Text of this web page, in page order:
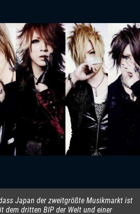
Japan der zweitgrößte Musikmarkt ist
dem dritten BIP der Welt und einer